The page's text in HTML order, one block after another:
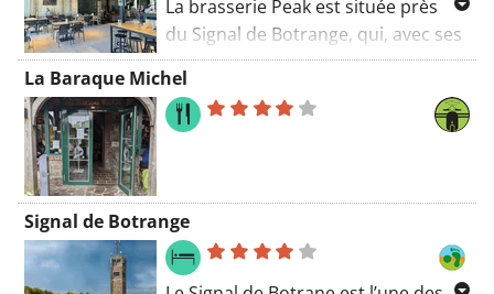
La brasserie Peak est située près
du Signal de Botrange, qui, avec ses
964 m, est officiellement le point
culminant de la Belgique. Cette
sympathique brasserie a été fondée
des Hautes Fagnes. Le décor est à
couper le souffle. La gamme
comprend entre autres une blonde,
une brune, une triple et également
La Baraque Michel
Signal de Botrange